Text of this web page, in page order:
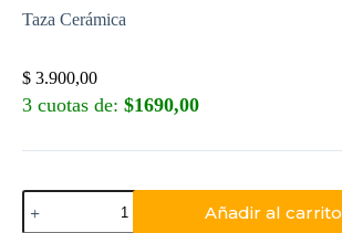
Taza Cerámica
$ 3.900,00
3 cuotas de: $1690,00
Añadir al carrito